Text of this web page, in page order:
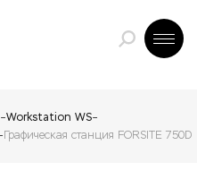
Workstation WS
Графическая станция FORSITE 750D